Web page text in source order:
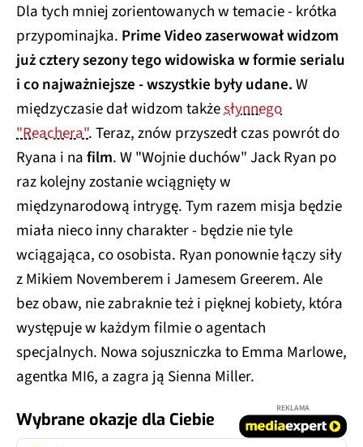
Dla tych mniej zorientowanych w temacie - krótka
przypominajka. Prime Video zaserwował widzom
już cztery sezony tego widowiska w formie serialu
i co najważniejsze - wszystkie były udane.W
międzyczasie dał widzom takżesłynnego
"Reachera".Teraz, znów przyszedł czas powrót do
Ryana i nafilm. W "Wojnie duchów" Jack Ryan po
raz kolejny zostanie wciągnięty w
międzynarodową intrygę. Tym razem misja będzie
miała nieco inny charakter - będzie nie tyle
wciągająca, co osobista. Ryan ponownie łączy siły
z Mikiem Novemberem i Jamesem Greerem. Ale
bez obaw, nie zabraknie też i pięknej kobiety, która
występuje w każdym filmie o agentach
specjalnych. Nowa sojuszniczka to Emma Marlowe,
agentka MI6, a zagra ją Sienna Miller.
Wybrane okazje dla Ciebie
REKLAMA